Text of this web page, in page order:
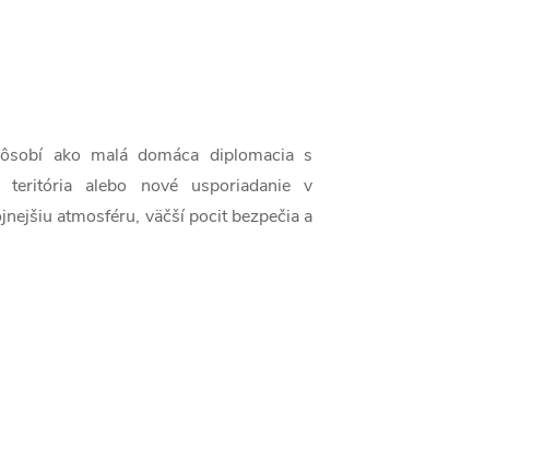
ako malá domáca diplomacia s
alebo nové usporiadanie v
atmosféru, väčší pocit bezpečia a